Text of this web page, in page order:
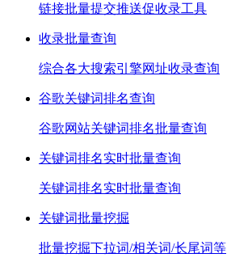
链接批量提交推送促收录工具
收录批量查询
综合各大搜索引擎网址收录查询
谷歌关键词排名查询
谷歌网站关键词排名批量查询
关键词排名实时批量查询
关键词排名实时批量查询
关键词批量挖掘
批量挖掘下拉词/相关词/长尾词等